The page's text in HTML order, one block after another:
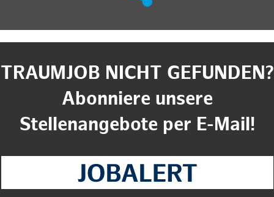
TRAUMJOB NICHT GEFUNDEN?
Abonniere unsere
Stellenangebote per E-Mail!